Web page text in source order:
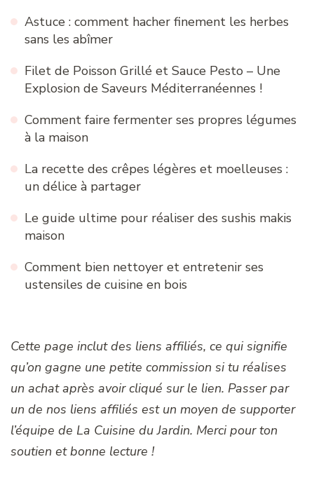
Astuce : comment hacher finement les herbes
sans les abîmer
Filet de Poisson Grillé et Sauce Pesto – Une
Explosion de Saveurs Méditerranéennes !
Comment faire fermenter ses propres légumes
à la maison
La recette des crêpes légères et moelleuses :
un délice à partager
Le guide ultime pour réaliser des sushis makis
maison
Comment bien nettoyer et entretenir ses
ustensiles de cuisine en bois
Cette page inclut des liens affiliés, ce qui signifie
qu’on gagne une petite commission si tu réalises
un achat après avoir cliqué sur le lien. Passer par
un de nos liens affiliés est un moyen de supporter
l’équipe de La Cuisine du Jardin. Merci pour ton
soutien et bonne lecture !